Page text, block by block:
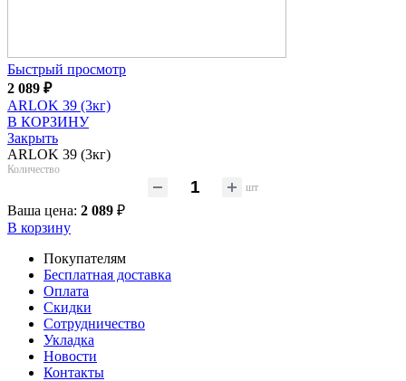
Быстрый просмотр
2 089 ₽
ARLOK 39 (3кг)
В КОРЗИНУ
Закрыть
ARLOK 39 (3кг)
Количество
шт
Ваша цена: 2 089 ₽
В корзину
Покупателям
Бесплатная доставка
Оплата
Скидки
Сотрудничество
Укладка
Новости
Контакты